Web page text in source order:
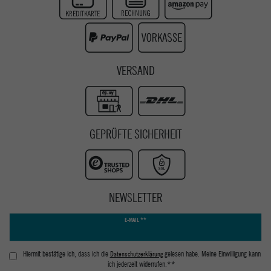
Youtube
VERSAND
GEPRÜFTE SICHERHEIT
NEWSLETTER
E-MAIL **
Hiermit bestätige ich, dass ich die Daten­schutz­erklärunggelesen habe. Meine Einwilligung kann
ich jederzeit widerrufen.**